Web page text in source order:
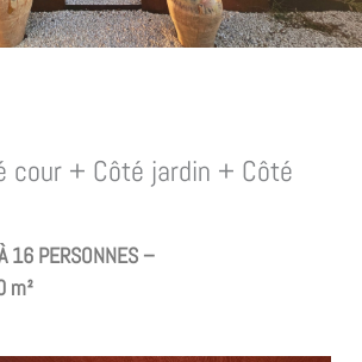
cour + Côté jardin + Côté
16 PERSONNES –
m²